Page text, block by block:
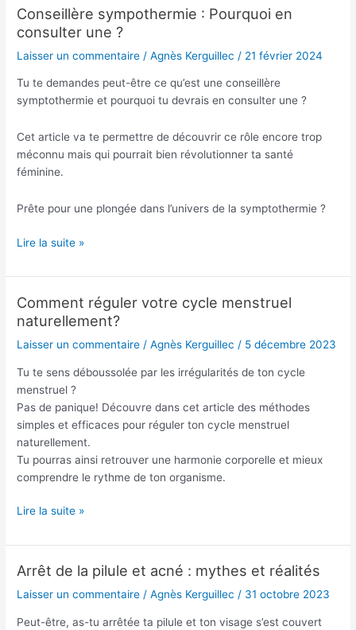
Conseillère sympothermie : Pourquoi en
consulter une ?
Laisser un commentaire /Agnès Kerguillec / 21 février 2024
Tu te demandes peut-être ce qu’est une conseillère
symptothermie et pourquoi tu devrais en consulter une ?
Cet article va te permettre de découvrir ce rôle encore trop
méconnu mais qui pourrait bien révolutionner ta santé
féminine.
Prête pour une plongée dans l’univers de la symptothermie ?
Conseillère
sympothermie
en
consulter
?
Lire la suite »
Comment réguler votre cycle menstruel
naturellement?
Laisser un commentaire /Agnès Kerguillec / 5 décembre 2023
Tu te sens déboussolée par les irrégularités de ton cycle
menstruel ?
Pas de panique! Découvre dans cet article des méthodes
simples et efficaces pour réguler ton cycle menstruel
naturellement.
Tu pourras ainsi retrouver une harmonie corporelle et mieux
comprendre le rythme de ton organisme.
Comment
réguler
menstruel
naturellement?
Lire la suite »
Arrêt de la pilule et acné : mythes et réalités
Laisser un commentaire /Agnès Kerguillec / 31 octobre 2023
Peut-être, as-tu arrêtée ta pilule et ton visage s’est couvert
Arrêt
pilule